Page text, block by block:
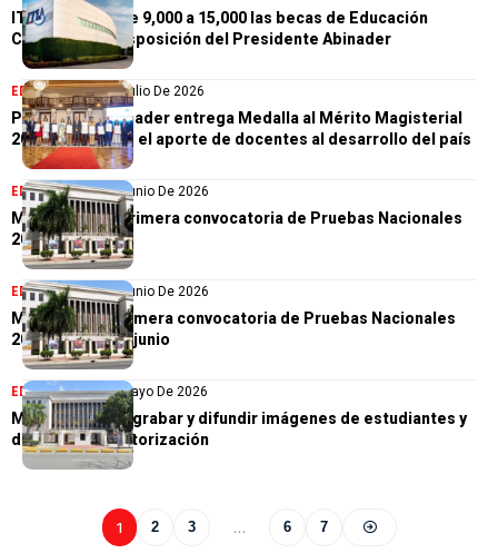
ITLA aumenta de 9,000 a 15,000 las becas de Educación
Continua por disposición del Presidente Abinader
EDUCACIÓN11 De Julio De 2026
Presidente Abinader entrega Medalla al Mérito Magisterial
2026 y reconoce el aporte de docentes al desarrollo del país
EDUCACIÓN23 De Junio De 2026
MINERD inicia primera convocatoria de Pruebas Nacionales
2026
EDUCACIÓN19 De Junio De 2026
Minerd inicia primera convocatoria de Pruebas Nacionales
2026 este 23 de junio
EDUCACIÓN29 De Mayo De 2026
Minerd prohíbe grabar y difundir imágenes de estudiantes y
docentes sin autorización
1 2 3 … 6 7